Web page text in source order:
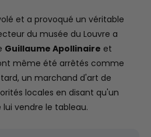
et a provoqué un véritable
du musée du Louvre a
Guillaume Apollinaire et
même été arrêtés comme
un marchand d'art de
locales en disant qu'un
vendre le tableau.